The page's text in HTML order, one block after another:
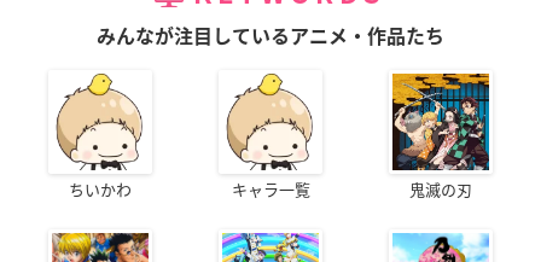
みんなが注目しているアニメ・作品たち
ちいかわ キャラ一覧 鬼滅の刃